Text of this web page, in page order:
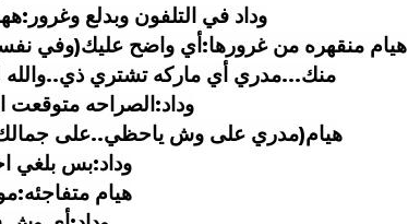
وداد في التلفون وبدلع
هيام منقهره من غرورها:أي واضح عليك(وفي
منك...مدري أي ماركه تشتري ذي..والله
وداد:الصراحه
هيام(مدري على وش ياحظي..على جمالك
وداد:بس بلغي
هيام